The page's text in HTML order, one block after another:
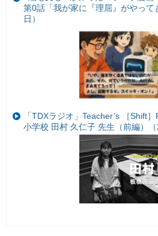
第0話「我が家に『理屈』がやって
日）
「TDXラジオ」Teacher’s ［Shift
小学校 田村 久仁子 先生（前編）（